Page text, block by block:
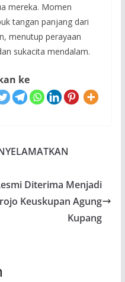
mereka. Momen
tangan panjang dari
menutup perayaan
sukacita mendalam.
ke
Diterima Menjadi
Keuskupan Agung
Kupang